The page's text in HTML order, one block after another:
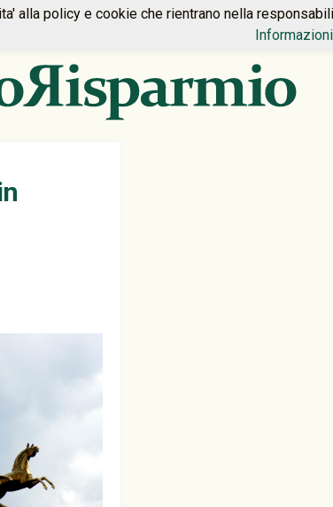
alla policy e cookie che rientrano nella
Informazioni